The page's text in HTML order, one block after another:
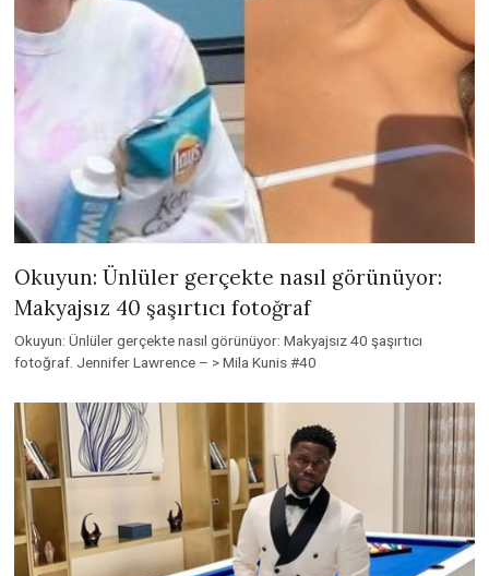
Okuyun: Ünlüler gerçekte nasıl görünüyor:
Makyajsız 40 şaşırtıcı fotoğraf
Okuyun: Ünlüler gerçekte nasıl görünüyor: Makyajsız 40 şaşırtıcı
fotoğraf. Jennifer Lawrence – > Mila Kunis #40